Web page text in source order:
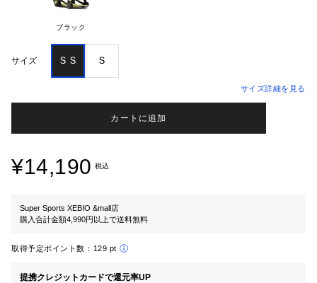
ブラック
サイズ ＳＳ Ｓ
サイズ詳細を見る
カートに追加
¥14,190 税込
Super Sports XEBIO &mall店
購入合計金額4,990円以上で送料無料
取得予定ポイント数： 129 pt
提携クレジットカードで還元率UP